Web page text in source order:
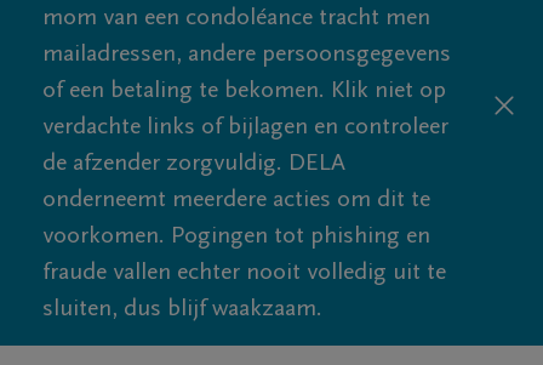
mom van een condoléance tracht men
mailadressen, andere persoonsgegevens
of een betaling te bekomen. Klik niet op
verdachte links of bijlagen en controleer
de afzender zorgvuldig. DELA
onderneemt meerdere acties om dit te
voorkomen. Pogingen tot phishing en
fraude vallen echter nooit volledig uit te
sluiten, dus blijf waakzaam.